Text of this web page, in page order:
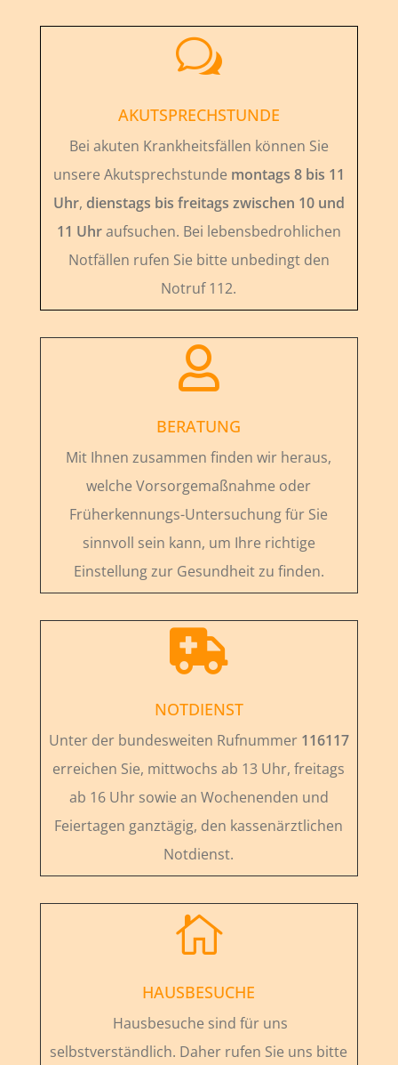
w
AKUTSPRECHSTUNDE
Bei akuten Krankheitsfällen können Sie
unsere Akutsprechstunde montags 8 bis 11
Uhr, dienstags bis freitags zwischen 10 und
11 Uhraufsuchen. Bei lebensbedrohlichen
Notfällen rufen Sie bitte unbedingt den
Notruf 112.

BERATUNG
Mit Ihnen zusammen finden wir heraus,
welche Vorsorgemaßnahme oder
Früherkennungs-Untersuchung für Sie
sinnvoll sein kann, um Ihre richtige
Einstellung zur Gesundheit zu finden.

NOTDIENST
Unter der bundesweiten Rufnummer 116117
erreichen Sie, mittwochs ab 13 Uhr, freitags
ab 16 Uhr sowie an Wochenenden und
Feiertagen ganztägig, den kassenärztlichen
Notdienst.

HAUSBESUCHE
Hausbesuche sind für uns
selbstverständlich. Daher rufen Sie uns bitte